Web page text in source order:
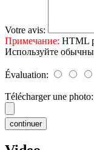
Votre avis:
Примечание: HTML
Используйте
Évaluation:
Télécharger une photo:
continuer